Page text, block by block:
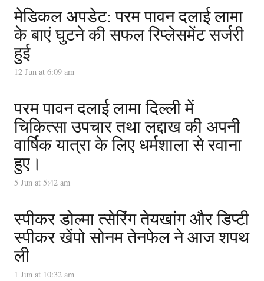
मेडिकल अपडेट: परम पावन दलाई लामा
के बाएं घुटने की सफल रिप्लेसमेंट सर्जरी
हुई
12 Jun at 6:09 am
परम पावन दलाई लामा दिल्ली में
चिकित्सा उपचार तथा लद्दाख की अपनी
वार्षिक यात्रा के लिए धर्मशाला से रवाना
हुए।
5 Jun at 5:42 am
स्पीकर डोल्मा त्सेरिंग तेयखांग और डिप्टी
स्पीकर खेंपो सोनम तेनफेल ने आज शपथ
ली
1 Jun at 10:32 am